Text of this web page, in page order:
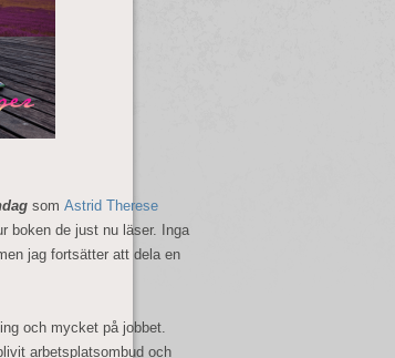
som Astrid Therese
boken de just nu läser. Inga
jag fortsätter att dela en
och mycket på jobbet.
arbetsplatsombud och